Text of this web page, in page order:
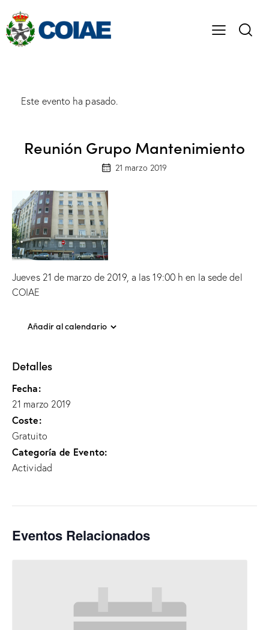
Este evento ha pasado.
Reunión Grupo Mantenimiento
21 marzo 2019
Jueves 21 de marzo de 2019, a las 19:00 h en la sede del
COIAE
Añadir al calendario
Detalles
Fecha:
21 marzo 2019
Coste:
Gratuito
Categoría de Evento:
Actividad
Eventos Relacionados